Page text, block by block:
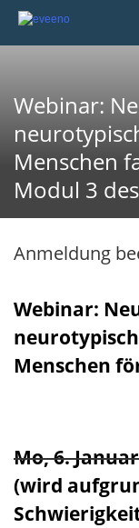
Webinar:
Menschen
Modul 3
Anmeldung
Webinar:
Menschen
Mo, 6.
(wird